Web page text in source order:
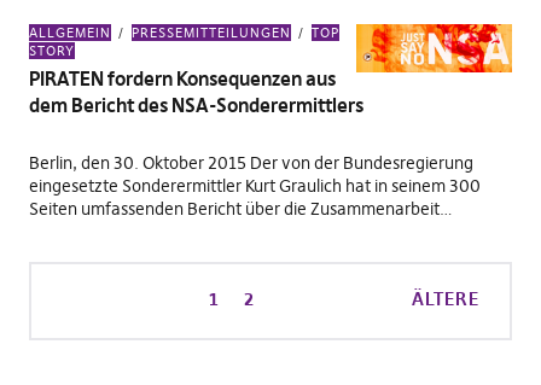
ALLGEMEIN PRESSEMITTEILUNGEN
TOP
STORY
PIRATEN fordern Konsequenzen aus
dem Bericht des NSA-Sonderermittlers
Berlin, den 30. Oktober 2015 Der von der Bundesregierung
eingesetzte Sonderermittler Kurt Graulich hat in seinem 300
Seiten umfassenden Bericht über die Zusammenarbeit…
1 2 ÄLTERE